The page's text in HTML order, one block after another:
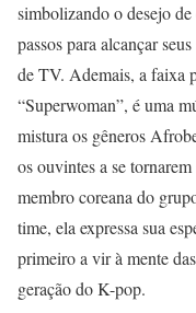
simbolizando o desejo
passos para alcançar
de TV. Ademais, a faixa
“Superwoman”, é uma
mistura os gêneros
os ouvintes a se
membro coreana do
time, ela expressa sua
primeiro a vir à mente
geração do K-pop.